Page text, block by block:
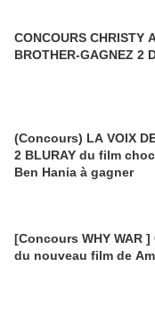
CONCOURS CHRISTY
(Concours) LA VOIX
2 BLURAY du film choc de Kaouther
Ben Hania à gagner
[Concours WHY WAR ] Gagnez 3 DVD
du nouveau film de